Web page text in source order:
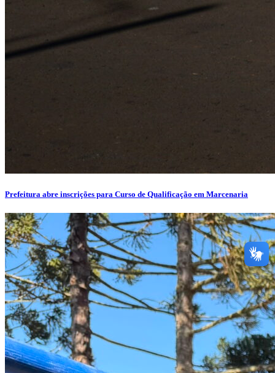
Prefeitura abre inscrições para Curso de Qualificação em Marcenaria